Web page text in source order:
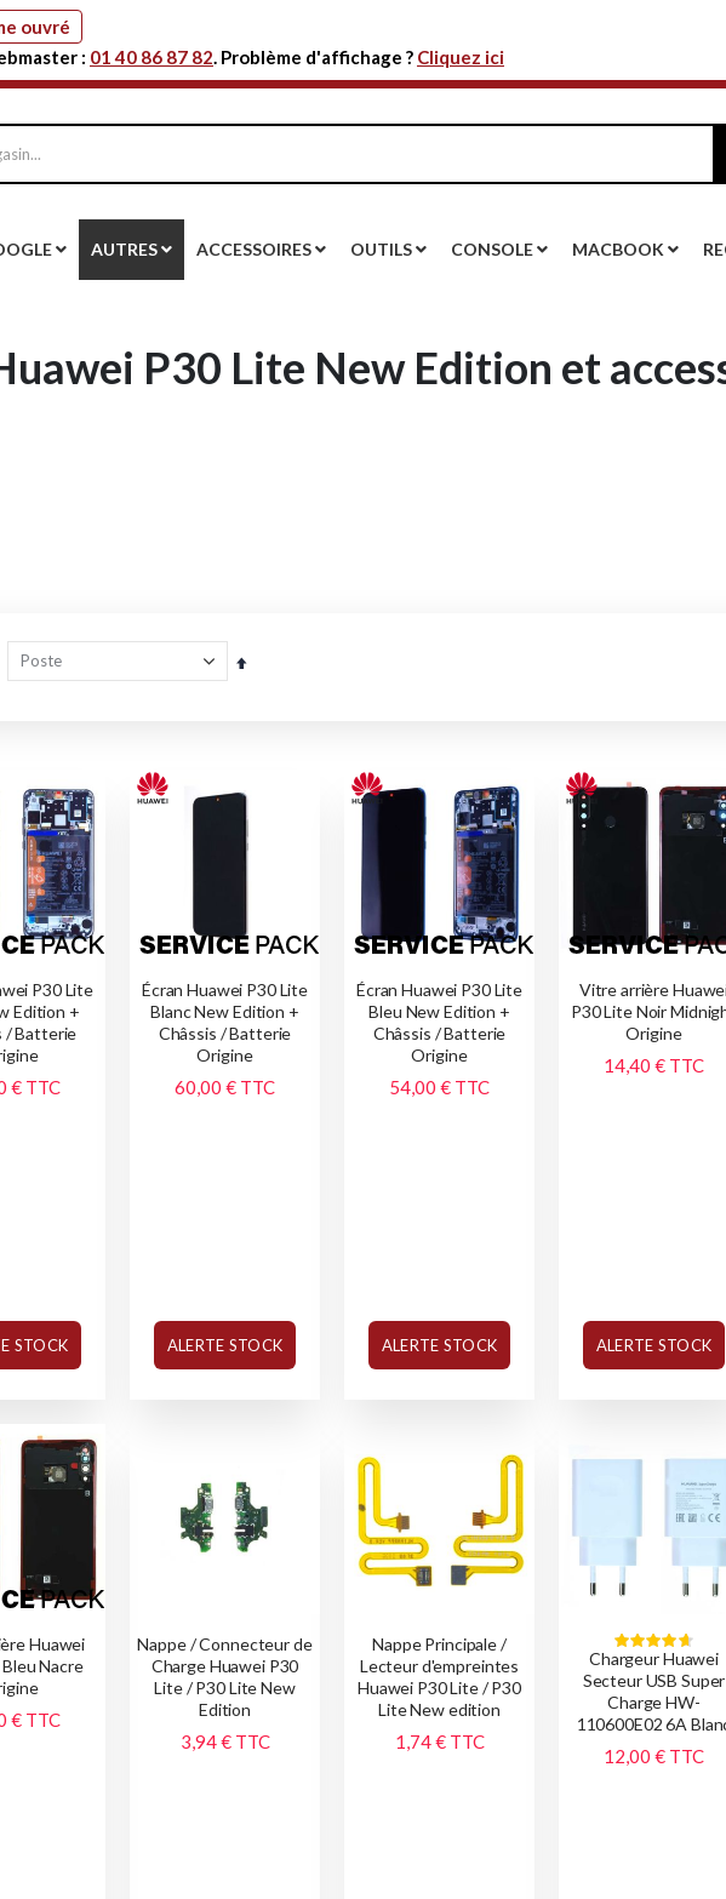
ouvré
: 01 40 86 87 82. Problème d'affichage ? Cliquez ici
AUTRES ACCESSOIRES OUTILS CONSOLE MACBOOK
P30 Lite New Edition et
Par
P30 Lite
Edition +
/ Batterie
€ TTC
STOCK
Écran Huawei P30 Lite
Blanc New Edition +
Châssis / Batterie
Origine
60,00 € TTC
ALERTE STOCK
Écran Huawei P30 Lite
Bleu New Edition +
Châssis / Batterie
Origine
54,00 € TTC
ALERTE STOCK
Vitre arrière
P30 Lite Noir
Origine
14,40 € TTC
ALERTE STOCK
Huawei
Nacre
€ TTC
Nappe / Connecteur de
Charge Huawei P30
Lite / P30 Lite New
Edition
3,94 € TTC
Nappe Principale /
Lecteur d'empreintes
Huawei P30 Lite / P30
Lite New edition
1,74 € TTC
93%
Chargeur Huawei
Secteur USB Super
Charge HW-
110600E02 6A
12,00 € TTC